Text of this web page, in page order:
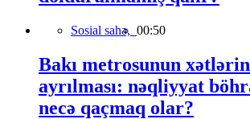
Sosial sahə, 00:50
Bakı metrosunun
ayrılması: nəqliyyat
necə qaçmaq olar?